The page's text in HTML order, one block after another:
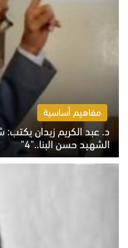
مفاهيم أساسية
د. عبد الكريم زيدان
الشهيد حسن البنا.."4"
الخميس 6 أغسطس 2026 10:27 ص